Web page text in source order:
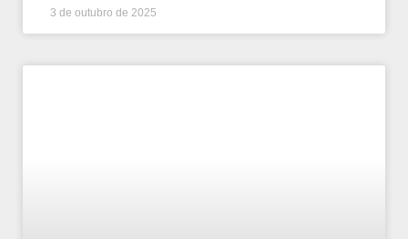
3 de outubro de 2025